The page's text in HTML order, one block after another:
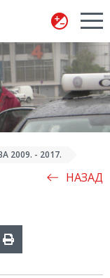
2009. - 2017.
НАЗАД